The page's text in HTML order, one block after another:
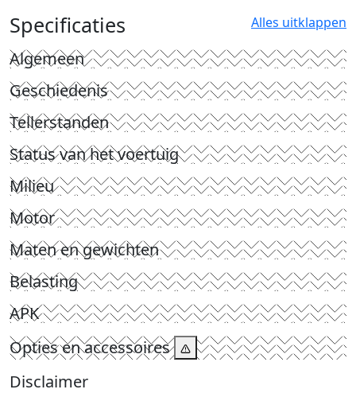
Specificaties Alles uitklappen
Algemeen
Geschiedenis
Tellerstanden
Status van het voertuig
Milieu
Motor
Maten en gewichten
Belasting
APK
Opties en accessoires
Disclaimer